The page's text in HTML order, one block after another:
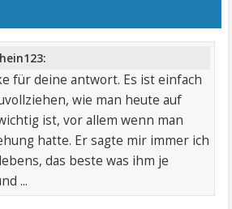
für deine antwort. Es ist einfach
wie man heute auf
ist, vor allem wenn man
hatte. Er sagte mir immer ich
das beste was ihm je
...